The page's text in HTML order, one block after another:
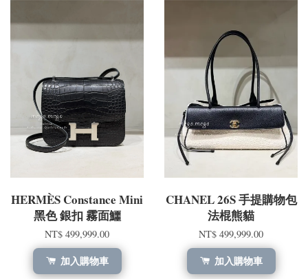
HERMÈS Constance Mini
黑色 銀扣 霧面鱷
NT$ 499,999.00
加入購物車
CHANEL 26S 手提購物包
法棍熊貓
NT$ 499,999.00
加入購物車